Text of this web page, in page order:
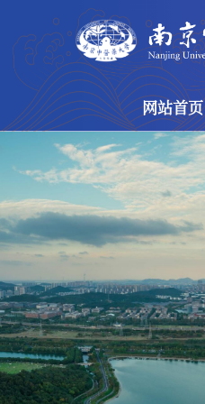
网站首页
网站首页